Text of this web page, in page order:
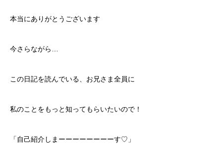
本当にありがとうございます
今さらながら…
この日記を読んでいる、お兄さま全員に
私のことをもっと知ってもらいたいので！
「自己紹介しまーーーーーーーーす♡」